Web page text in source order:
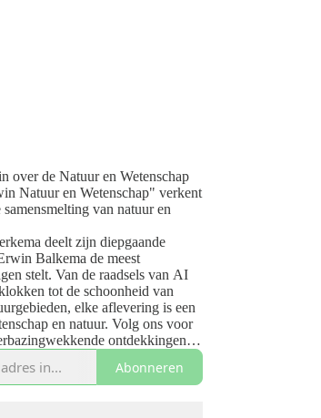
over de Natuur en Wetenschap
Natuur en Wetenschap" verkent
samensmelting van natuur en
deelt zijn diepgaande
Balkema de meest
stelt. Van de raadsels van AI
tot de schoonheid van
elke aflevering is een
en natuur. Volg ons voor
ontdekkingen
wonderen van de natuur en de
technologie begint hier.
Abonneren